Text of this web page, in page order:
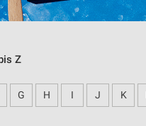
Z
G H I J K